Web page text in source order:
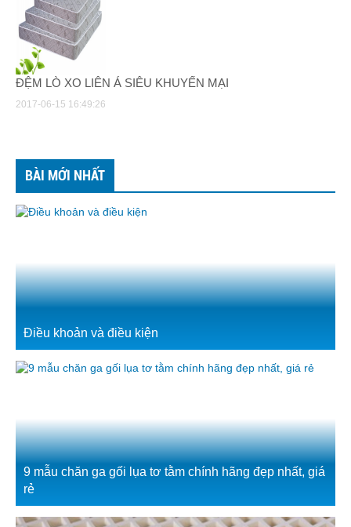
ĐỆM LÒ XO LIÊN Á SIÊU KHUYẾN MẠI
2017-06-15 16:49:26
BÀI MỚI NHẤT
Điều khoản và điều kiện
9 mẫu chăn ga gối lụa tơ tằm chính hãng đẹp nhất, giá
rẻ